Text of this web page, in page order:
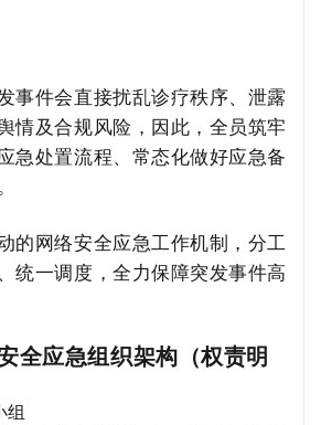
事件会直接扰乱诊疗秩序、泄露
情及合规风险，因此，全员筑牢
急处置流程、常态化做好应急备
的网络安全应急工作机制，分工
统一调度，全力保障突发事件高
全应急组织架构（权责明
组